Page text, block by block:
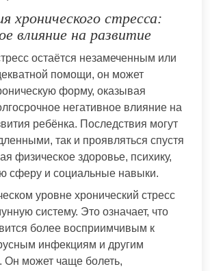
хронического стресса:
влияние на развитие
остаётся незамеченным или
помощи, он может
форму, оказывая
негативное влияние на
ребёнка. Последствия могут
так и проявляться спустя
физическое здоровье, психику,
сферу и социальные навыки.
уровне хронический стресс
систему. Это означает, что
более восприимчивым к
инфекциям и другим
Он может чаще болеть,